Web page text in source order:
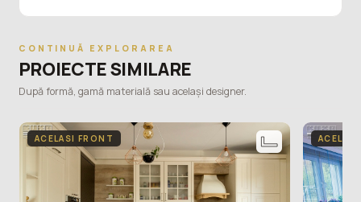
CONTINUĂ EXPLORAREA
PROIECTE SIMILARE
După formă, gamă materială sau același designer.
ACELASI FRONT